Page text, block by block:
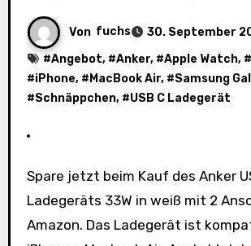
Von fuchs
30. September
#Angebot, #Anker, #Apple Watch, #
#iPhone, # MacBook Air, #Samsung
#Schnäppchen, #USB C Ladegerät
Spare jetzt beim Kauf des Anker USB C
Ladegeräts 33W in weiß mit 2
Amazon. Das Ladegerät ist